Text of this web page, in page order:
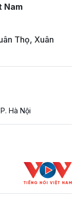
Nam
Thọ, Xuân
Hà Nội